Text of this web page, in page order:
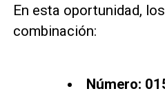
En esta oportunidad,
combinación:
Número: